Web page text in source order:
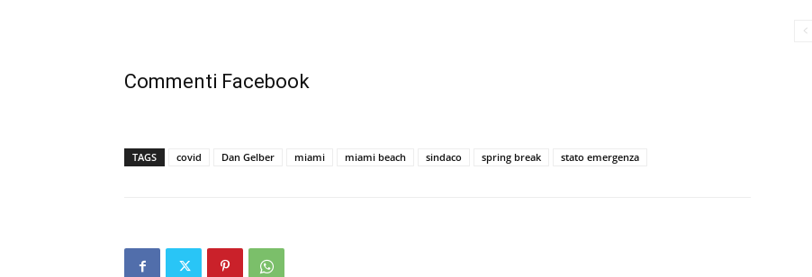
Commenti Facebook
TAGS covid Dan Gelber miami miami beach sindaco spring break stato emergenza